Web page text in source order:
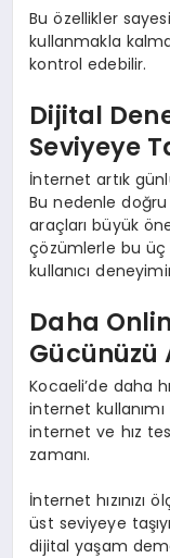
Bu özellikler
kullanmakla
kontrol edebilir.
Dijital
Seviyeye
İnternet artık
Bu nedenle
araçları büyük
çözümlerle bu üç
kullanıcı
Daha
Gücünüzü
Kocaeli’de daha
internet
internet ve hız
zamanı.
İnternet hızınızı
üst seviyeye
dijital yaşam